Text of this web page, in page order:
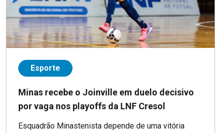
Esporte
Minas recebe o Joinville em duelo decisivo
por vaga nos playoffs da LNF Cresol
Esquadrão Minastenista depende de uma vitória